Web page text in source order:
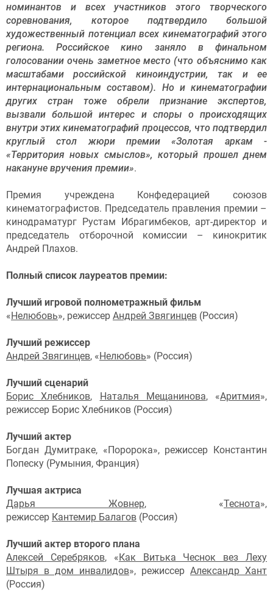
номинантов и всех участников этого творческого
соревнования, которое подтвердило большой
художественный потенциал всех кинематографий этого
региона. Российское кино заняло в финальном
голосовании очень заметное место (что объяснимо как
масштабами российской киноиндустрии, так и ее
интернациональным составом). Но и кинематографии
других стран тоже обрели признание экспертов,
вызвали большой интерес и споры о происходящих
внутри этих кинематографий процессов, что подтвердил
круглый стол жюри премии «Золотая аркам -
«Территория новых смыслов», который прошел днем
накануне вручения премии».
Премия учреждена Конфедерацией союзов
кинематографистов. Председатель правления премии –
кинодраматург Рустам Ибрагимбеков, арт-директор и
председатель отборочной комиссии – кинокритик
Андрей Плахов.
Полный список лауреатов премии:
Лучший игровой полнометражный фильм
«Нелюбовь», режиссер Андрей Звягинцев (Россия)
Лучший режиссер
Андрей Звягинцев, «Нелюбовь» (Россия)
Лучший сценарий
Борис Хлебников, Наталья Мещанинова, «Аритмия»,
режиссер Борис Хлебников (Россия)
Лучший актер
Богдан Думитраке, «Поророка», режиссер Константин
Попеску (Румыния, Франция)
Лучшая актриса
Дарья Жовнер, «Теснота»,
режиссер Кантемир Балагов (Россия)
Лучший актер второго плана
Алексей Серебряков, «Как Витька Чеснок вез Леху
Штыря в дом инвалидов», режиссер Александр Хант
(Россия)